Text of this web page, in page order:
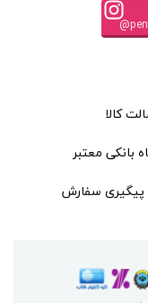
کالا
بانکی معتبر
پیگیری سفارش